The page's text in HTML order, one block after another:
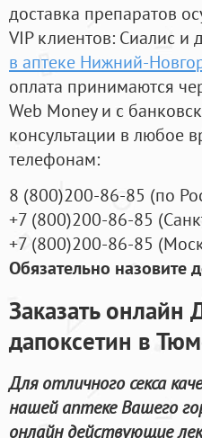
доставка препаратов
VIP клиентов: Сиалис и
в аптеке Нижний-
оплата принимаются
Web Money и с
консультации в любое
телефонам:
8 (800)200-86-85 (по
+7 (800)200-86-85 (
+7 (800)200-86-85 (
Обязательно
Заказать
дапоксетин в
Для отличного секса
нашей аптеке Вашего
онлайн действующие